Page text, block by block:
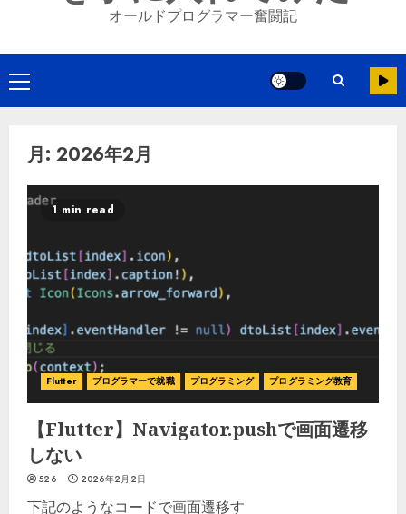
オールドプログラマー奮闘記
月: 2026年2月
1 min read
Flutter プログラマーで就職 プログラミング プログラミング教育
【Flutter】Navigator.pushで画面遷移
しない
526 2026年2月2日
下記のようなコードで画面遷移す